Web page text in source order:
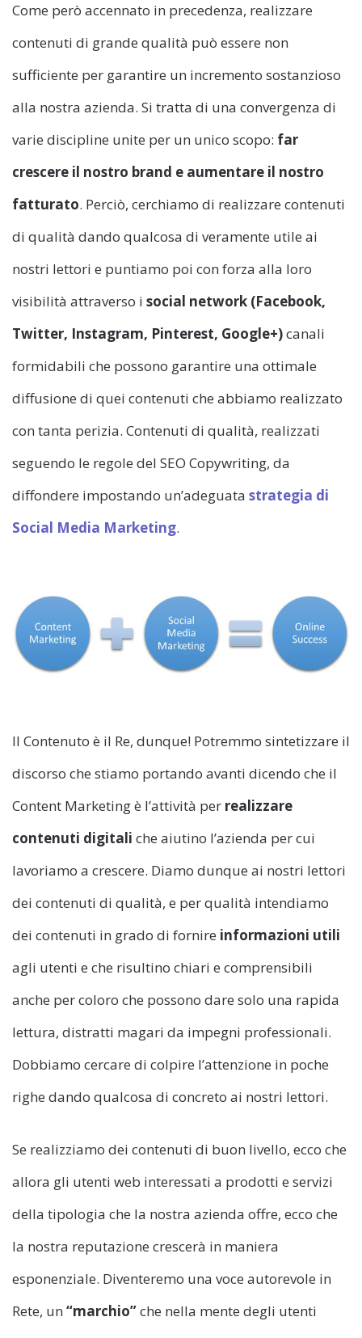
Come però accennato in precedenza, realizzare
contenuti di grande qualità può essere non
sufficiente per garantire un incremento sostanzioso
alla nostra azienda. Si tratta di una convergenza di
varie discipline unite per un unico scopo: far
crescere il nostro brand e aumentare il nostro
fatturato. Perciò, cerchiamo di realizzare contenuti
di qualità dando qualcosa di veramente utile ai
nostri lettori e puntiamo poi con forza alla loro
visibilità attraverso i social network (Facebook,
Twitter, Instagram, Pinterest, Google+)canali
formidabili che possono garantire una ottimale
diffusione di quei contenuti che abbiamo realizzato
con tanta perizia. Contenuti di qualità, realizzati
seguendo le regole del SEO Copywriting, da
diffondere impostando un’adeguata strategia di
Social Media Marketing.
Il Contenuto è il Re, dunque! Potremmo sintetizzare il
discorso che stiamo portando avanti dicendo che il
Content Marketing è l’attività per realizzare
contenuti digitali che aiutino l’azienda per cui
lavoriamo a crescere. Diamo dunque ai nostri lettori
dei contenuti di qualità, e per qualità intendiamo
dei contenuti in grado di fornire informazioni utili
agli utenti e che risultino chiari e comprensibili
anche per coloro che possono dare solo una rapida
lettura, distratti magari da impegni professionali.
Dobbiamo cercare di colpire l’attenzione in poche
righe dando qualcosa di concreto ai nostri lettori.
Se realizziamo dei contenuti di buon livello, ecco che
allora gli utenti web interessati a prodotti e servizi
della tipologia che la nostra azienda offre, ecco che
la nostra reputazione crescerà in maniera
esponenziale. Diventeremo una voce autorevole in
Rete, un “marchio”che nella mente degli utenti